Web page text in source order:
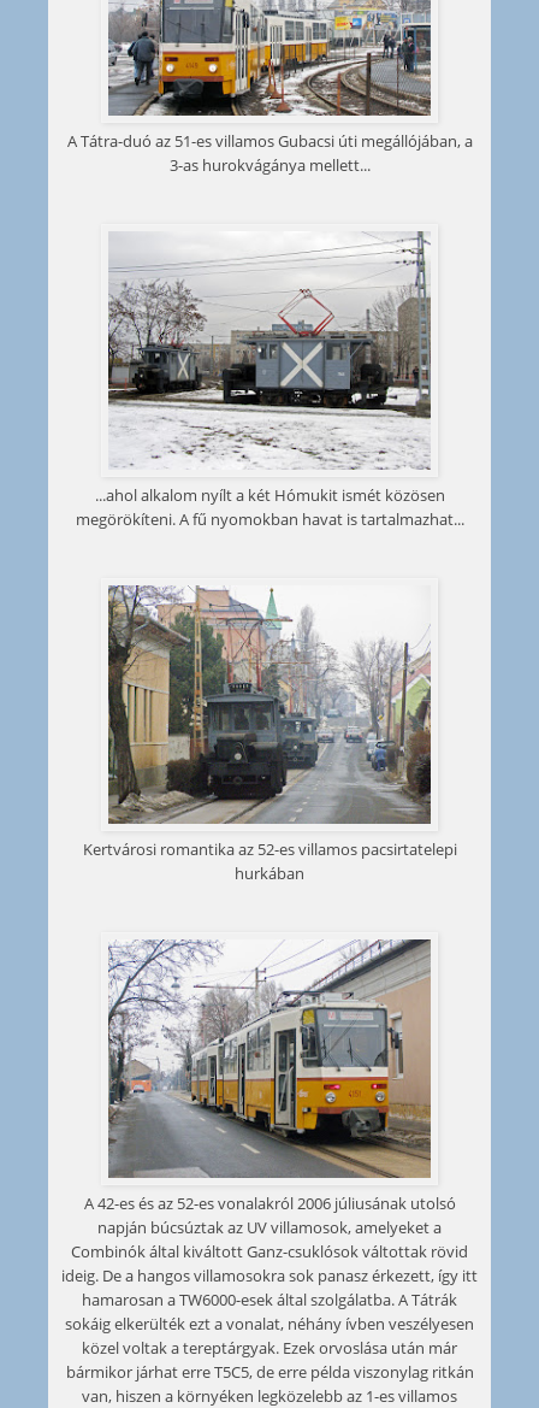
A Tátra-duó az 51-es villamos Gubacsi úti megállójában, a
3-as hurokvágánya mellett...
...ahol alkalom nyílt a két Hómukit ismét közösen
megörökíteni. A fű nyomokban havat is tartalmazhat...
Kertvárosi romantika az 52-es villamos pacsirtatelepi
hurkában
A 42-es és az 52-es vonalakról 2006 júliusának utolsó
napján búcsúztak az UV villamosok, amelyeket a
Combinók által kiváltott Ganz-csuklósok váltottak rövid
ideig. De a hangos villamosokra sok panasz érkezett, így itt
hamarosan a TW6000-esek által szolgálatba. A Tátrák
sokáig elkerülték ezt a vonalat, néhány ívben veszélyesen
közel voltak a tereptárgyak. Ezek orvoslása után már
bármikor járhat erre T5C5, de erre példa viszonylag ritkán
van, hiszen a környéken legközelebb az 1-es villamos